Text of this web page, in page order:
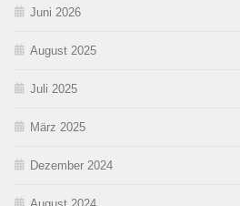
Juni 2026
August 2025
Juli 2025
März 2025
Dezember 2024